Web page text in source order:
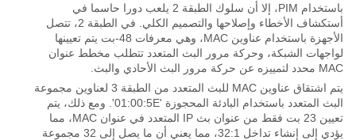
باستخدام PIM، إلا أن سلوك الطبقة 2 يلعب دورا حاسما في
أستكشاف الأخطاء وإصلاحها والتصميم الكلي. في الطبقة 2، تتصل
الأجهزة باستخدام عناوين MAC، وهي معرفات 48-بت يتم تعيينها
لواجهات الشبكة، وحركة مرور البث المتعدد تتطلب مخطط عنوان
MAC محدد لتمييزه عن حركة مرور البث الأحادي والبث.
يتم اشتقاق عناوين MAC للبث المتعدد من الطبقة 3 لعناوين مجموعة
البث المتعدد باستخدام البادئة المحجوزة '01:00:5E'. ومع ذلك، يتم
تعيين 23 بت فقط من عنوان بث IP المتعدد في عنوان MAC، مما
يؤدي إلى إنشاء تداخل 32:1، مما يعني أن ما يصل إلى 32 مجموعة